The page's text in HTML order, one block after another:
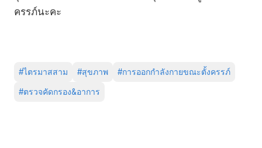
ครรภ์นะคะ
#ไตรมาสสาม #สุขภาพ #การออกกำลังกายขณะตั้งครรภ์
#ตรวจคัดกรอง&อาการ